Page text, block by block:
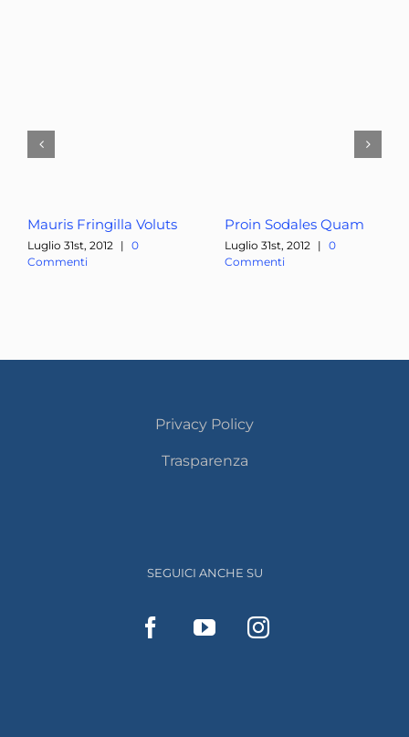
Mauris Fringilla Voluts
Luglio 31st, 2012 | 0
Commenti
Proin Sodales Quam
Luglio 31st, 2012 | 0
Commenti
Privacy Policy
Trasparenza
SEGUICI ANCHE SU